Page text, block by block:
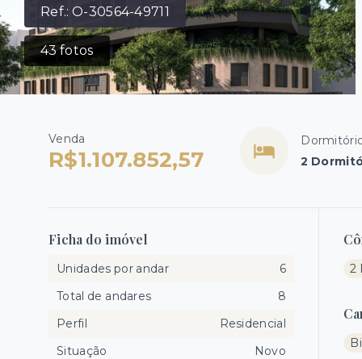
Ref.:O-30564-49711
43fotos
Venda
R$1.107.852,57
2
2
Ficha do imóvel
Unidades por andar
6
Total de andares
8
Perfil
Residencial
Situação
Novo